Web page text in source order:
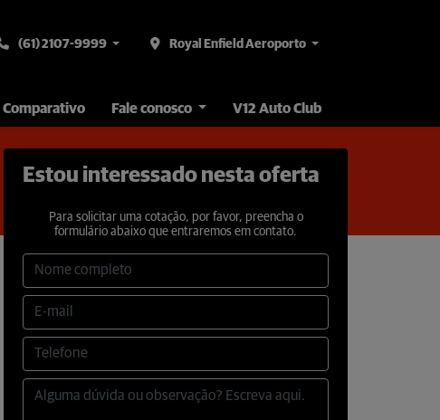
(61) 2107-9999 Royal Enfield Aeroporto
Comparativo Fale conosco V12 Auto Club
Estou interessado nesta oferta
Para solicitar uma cotação, por favor, preencha o
formulário abaixo que entraremos em contato.